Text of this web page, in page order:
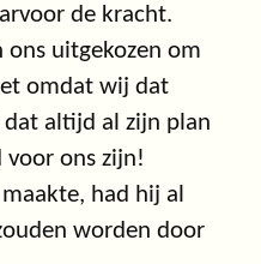
de kracht.
ons uitgekozen om
omdat wij dat
altijd al zijn plan
voor ons zijn!
had hij al
worden door